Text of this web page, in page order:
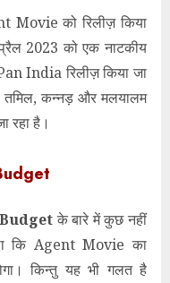
Movie को रिलीज़ किया
2023 को एक नाटकीय
India रिलीज़ किया जा
तमिल, कन्नड़ और मलयालम
रहा है।
के बारे में कुछ नहीं
कि Agent Movie का
किन्तु यह भी गलत है